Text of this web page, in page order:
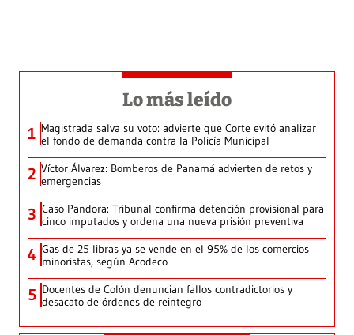
Lo más leído
1 Magistrada salva su voto: advierte que Corte evitó analizar
el fondo de demanda contra la Policía Municipal
2 Víctor Álvarez: Bomberos de Panamá advierten de retos y
emergencias
3 Caso Pandora: Tribunal confirma detención provisional para
cinco imputados y ordena una nueva prisión preventiva
4 Gas de 25 libras ya se vende en el 95% de los comercios
minoristas, según Acodeco
5 Docentes de Colón denuncian fallos contradictorios y
desacato de órdenes de reintegro